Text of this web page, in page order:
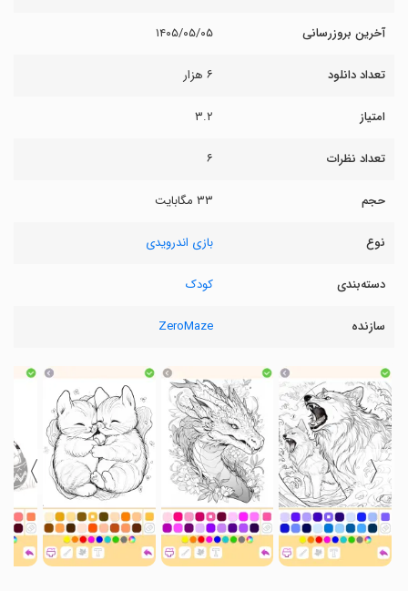
آخرین بروزرسانی ۱۴۰۵/۰۵/۰۵
تعداد دانلود ۶ هزار
امتیاز ۳.۲
تعداد نظرات ۶
حجم ۳۳ مگابایت
نوع بازی اندرویدی
دسته‌بندی کودک
سازنده ZeroMaze
〈
〉